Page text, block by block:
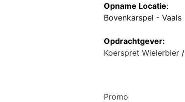
Opname Locatie:
Bovenkarspel - Vaals
Opdrachtgever:
Koerspret Wielerbier /
Promo